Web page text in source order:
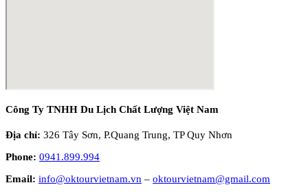
Công Ty TNHH Du Lịch Chất Lượng Việt Nam
Địa chỉ: 326 Tây Sơn, P.Quang Trung, TP Quy Nhơn
Phone: 0941.899.994
Email: info@oktourvietnam.vn – oktourvietnam@gmail.com